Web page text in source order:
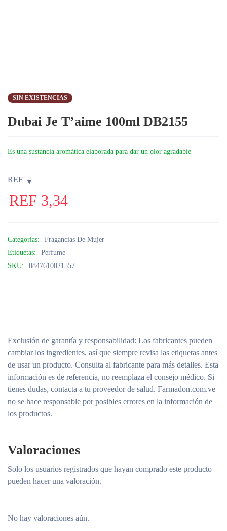
SIN EXISTENCIAS
Dubai Je T’aime 100ml DB2155
Es una sustancia aromática elaborada para dar un olor agradable
REF
REF 3,34
Categorías:
Fragancias De Mujer
Etiquetas:
Perfume
SKU:
0847610021557
Exclusión de garantía y responsabilidad: Los fabricantes pueden
cambiar los ingredientes, así que siempre revisa las etiquetas antes
de usar un producto. Consulta al fabricante para más detalles. Esta
información es de referencia, no reemplaza el consejo médico. Si
tienes dudas, contacta a tu proveedor de salud. Farmadon.com.ve
no se hace responsable por posibles errores en la información de
los productos.
Valoraciones
No hay valoraciones aún.
Solo los usuarios registrados que hayan comprado este producto
pueden hacer una valoración.